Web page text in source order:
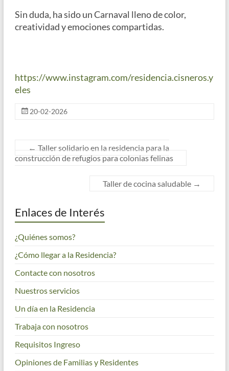
Sin duda, ha sido un Carnaval lleno de color,
creatividad y emociones compartidas.
https://www.instagram.com/residencia.cisneros.y
eles
20-02-2026
← Taller solidario en la residencia para la
construcción de refugios para colonias felinas
Taller de cocina saludable →
Enlaces de Interés
¿Quiénes somos?
¿Cómo llegar a la Residencia?
Contacte con nosotros
Nuestros servicios
Un día en la Residencia
Trabaja con nosotros
Requisitos Ingreso
Opiniones de Familias y Residentes